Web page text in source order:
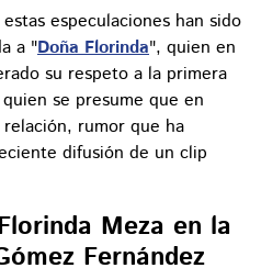
especulaciones han sido
a "Doña Florinda", quien en
su respeto a la primera
se presume que en
rumor que ha
difusión de un clip
Meza en la
Fernández